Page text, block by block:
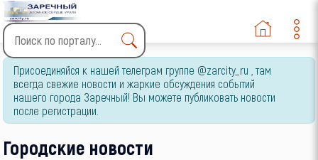
Type 2 or more characters
for results.
Присоединяйся к нашей телеграм группе @zarcity_ru , там
всегда свежие новости и жаркие обсуждения событий
нашего города Заречный! Вы можете публиковать новости
после регистрации.
Городские новости